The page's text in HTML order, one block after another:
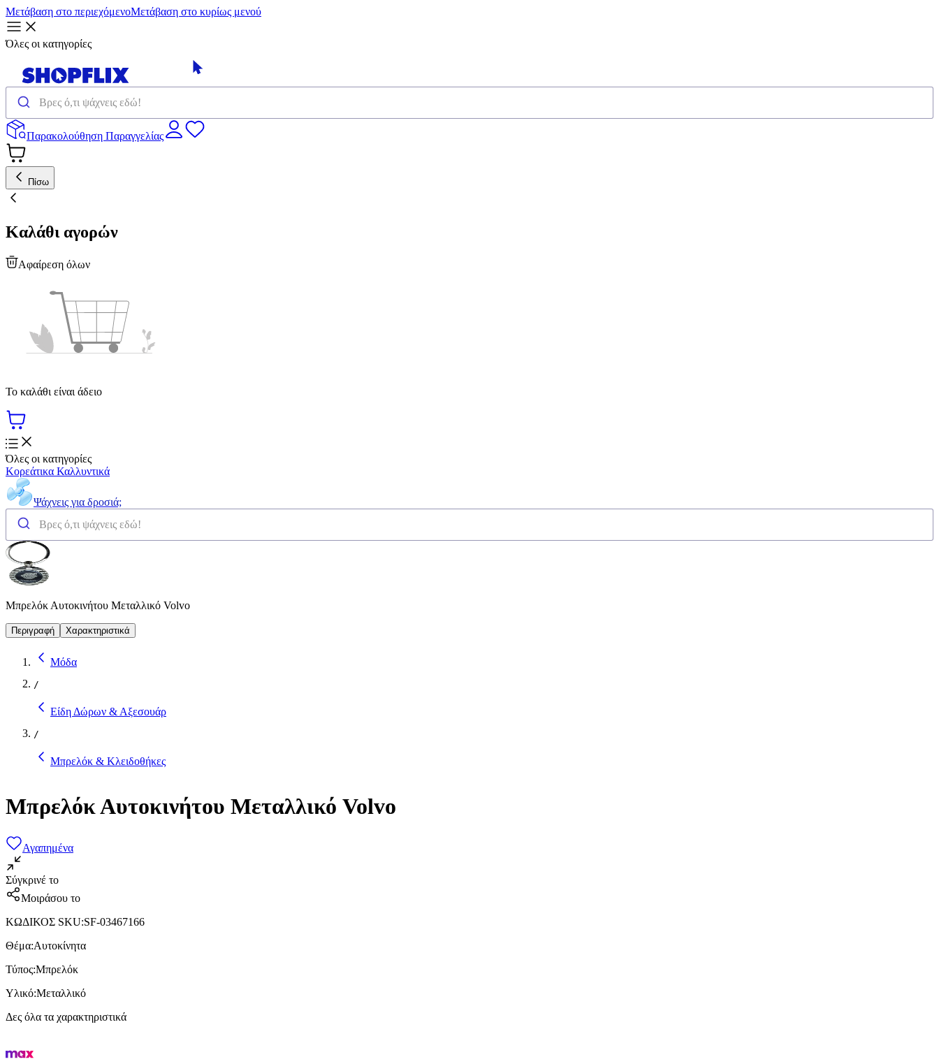
Μετάβαση στο περιεχόμενοΜετάβαση στο κυρίως μενού
Όλες οι κατηγορίες
Παρακολούθηση Παραγγελίας
Πίσω
Καλάθι αγορών
Αφαίρεση όλων
Το καλάθι είναι άδειο
Όλες οι κατηγορίες
Κορεάτικα Καλλυντικά
Ψάχνεις για δροσιά;
Μπρελόκ Αυτοκινήτου Μεταλλικό Volvo
Περιγραφή Χαρακτηριστικά
Μόδα
/
Είδη Δώρων & Αξεσουάρ
/
Μπρελόκ & Κλειδοθήκες
Μπρελόκ Αυτοκινήτου Μεταλλικό Volvo
Αγαπημένα
Σύγκρινέ το
Μοιράσου το
ΚΩΔΙΚΟΣ SKU:SF-03467166
Θέμα:Αυτοκίνητα
Τύπος:Μπρελόκ
Υλικό:Μεταλλικό
Δες όλα τα χαρακτηριστικά